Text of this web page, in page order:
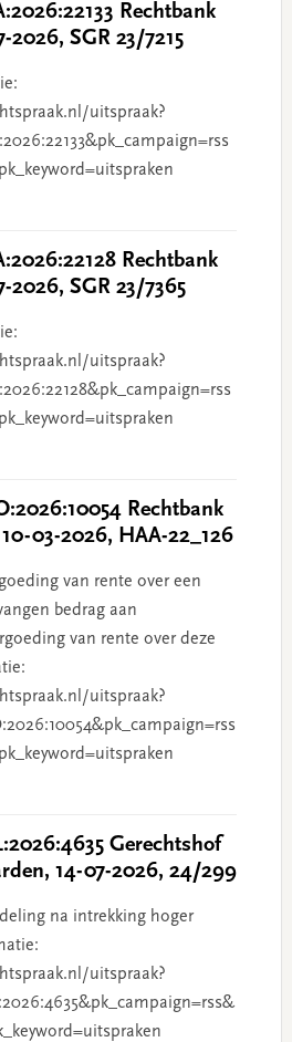
Rechtbank
2026, SGR 23/7215
uitspraak?
Rechtbank
2026, SGR 23/7365
uitspraak?
Rechtbank
03-2026, HAA-22_126
van rente over een
bedrag aan
van rente over deze
uitspraak?
Gerechtshof
14-07-2026, 24/299
na intrekking hoger
uitspraak?